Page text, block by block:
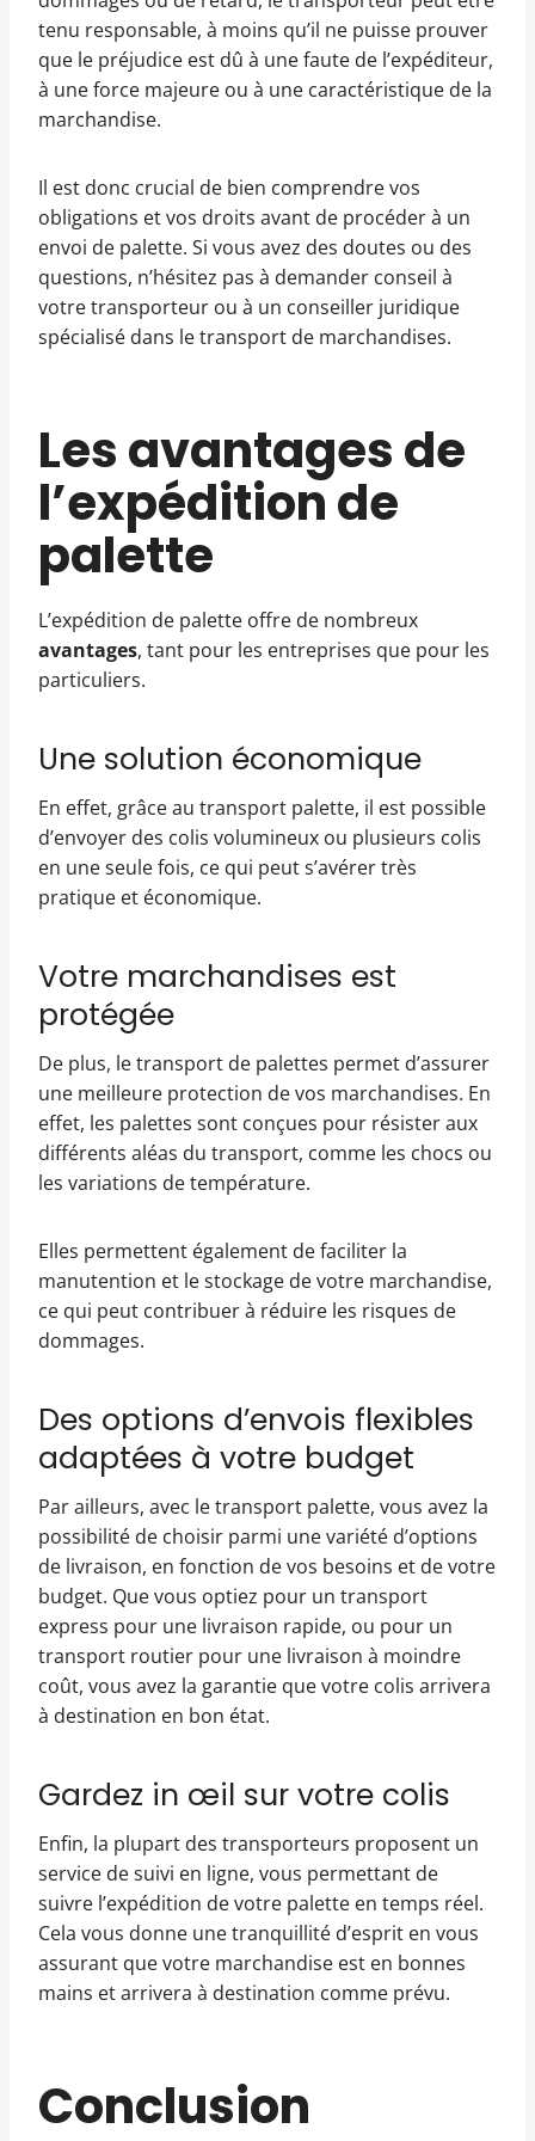
tenu responsable, à moins qu’il ne puisse prouver
que le préjudice est dû à une faute de l’expéditeur,
à une force majeure ou à une caractéristique de la
marchandise.
Il est donc crucial de bien comprendre vos
obligations et vos droits avant de procéder à un
envoi de palette. Si vous avez des doutes ou des
questions, n’hésitez pas à demander conseil à
votre transporteur ou à un conseiller juridique
spécialisé dans le transport de marchandises.
Les avantages de
l’expédition de
palette
L’expédition de palette offre de nombreux
avantages, tant pour les entreprises que pour les
particuliers.
Une solution économique
En effet, grâce au transport palette, il est possible
d’envoyer des colis volumineux ou plusieurs colis
en une seule fois, ce qui peut s’avérer très
pratique et économique.
Votre marchandises est
protégée
De plus, le transport de palettes permet d’assurer
une meilleure protection de vos marchandises. En
effet, les palettes sont conçues pour résister aux
différents aléas du transport, comme les chocs ou
les variations de température.
Elles permettent également de faciliter la
manutention et le stockage de votre marchandise,
ce qui peut contribuer à réduire les risques de
dommages.
Des options d’envois flexibles
adaptées à votre budget
Par ailleurs, avec le transport palette, vous avez la
possibilité de choisir parmi une variété d’options
de livraison, en fonction de vos besoins et de votre
budget. Que vous optiez pour un transport
express pour une livraison rapide, ou pour un
transport routier pour une livraison à moindre
coût, vous avez la garantie que votre colis arrivera
à destination en bon état.
Gardez in œil sur votre colis
Enfin, la plupart des transporteurs proposent un
service de suivi en ligne, vous permettant de
suivre l’expédition de votre palette en temps réel.
Cela vous donne une tranquillité d’esprit en vous
assurant que votre marchandise est en bonnes
mains et arrivera à destination comme prévu.
Conclusion